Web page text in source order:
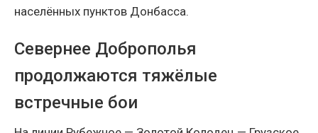
населённых пунктов Донбасса.
Севернее Доброполья
продолжаются тяжёлые
встречные бои